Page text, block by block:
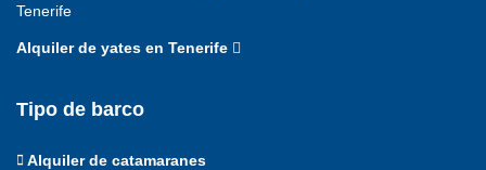
Tenerife
Alquiler de yates en Tenerife
Tipo de barco
Alquiler de catamaranes